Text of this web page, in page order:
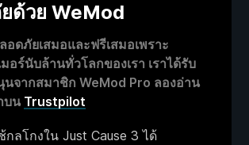
ด้วย WeMod
อดภัยเสมอและฟรีเสมอเพราะ
อร์นับล้านทั่วโลกของเรา เราได้รับ
จากสมาชิก WeMod Pro ลองอ่าน
บน Trustpilot
กลโกงใน Just Cause 3 ได้